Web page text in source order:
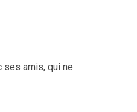
ses amis, qui ne